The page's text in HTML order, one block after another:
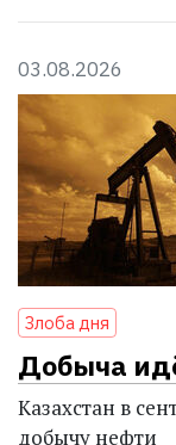
03.08.2026
Злоба дня
Добыча
Казахстан в
добычу нефти